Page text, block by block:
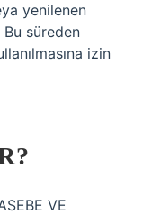
yenilenen
süreden
izin
VE